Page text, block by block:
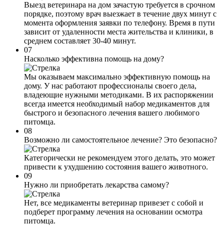
Выезд ветеринара на дом зачастую требуется в срочном
порядке, поэтому врач выезжает в течение двух минут с
момента оформления заявки по телефону. Время в пути
зависит от удаленности места жительства и клиники, в
среднем составляет 30-40 минут.
07
Насколько эффективна помощь на дому?
Мы оказываем максимально эффективную помощь на
дому. У нас работают профессионалы своего дела,
владеющие нужными методиками. В их распоряжении
всегда имеется необходимый набор медикаментов для
быстрого и безопасного лечения вашего любимого
питомца.
08
Возможно ли самостоятельное лечение? Это безопасно?
Категорически не рекомендуем этого делать, это может
привести к ухудшению состояния вашего животного.
09
Нужно ли приобретать лекарства самому?
Нет, все медикаменты ветеринар привезет с собой и
подберет программу лечения на основании осмотра
питомца.